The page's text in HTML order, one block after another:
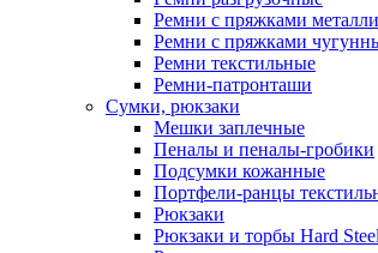
Ремни с пряжками
Ремни с пряжками
Ремни текстильные
Ремни-патронташи
Сумки, рюкзаки
Мешки заплечные
Пеналы и пеналы-гробики
Подсумки кожанные
Портфели-ранцы
Рюкзаки
Рюкзаки и торбы Hard Steel